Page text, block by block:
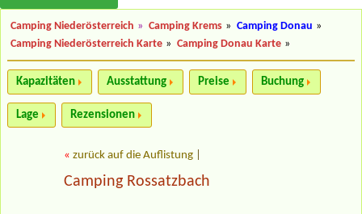
Camping Niederösterreich » Camping Krems » Camping Donau »
Camping Niederösterreich Karte » Camping Donau Karte »
Kapazitäten Ausstattung Preise Buchung
Lage Rezensionen
« zurück auf die Auflistung
Camping Rossatzbach